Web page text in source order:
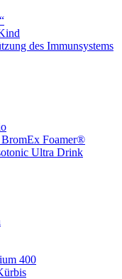
des Immunsystems
Foamer®
Ultra Drink
400